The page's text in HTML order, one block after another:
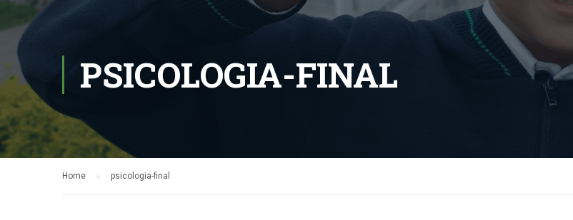
PSICOLOGIA-FINAL
Home psicologia-final